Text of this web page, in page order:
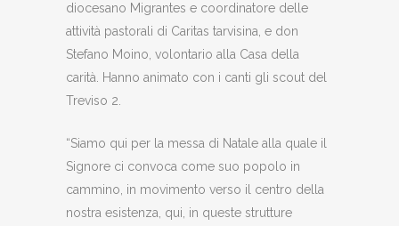
diocesano Migrantes e coordinatore delle
attività pastorali di Caritas tarvisina, e don
Stefano Moino, volontario alla Casa della
carità. Hanno animato con i canti gli scout del
Treviso 2.
“Siamo qui per la messa di Natale alla quale il
Signore ci convoca come suo popolo in
cammino, in movimento verso il centro della
nostra esistenza, qui, in queste strutture